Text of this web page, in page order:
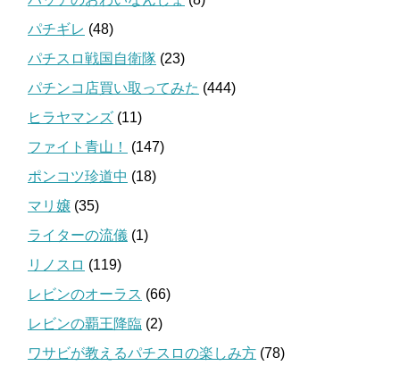
パチギレ (48)
パチスロ戦国自衛隊 (23)
パチンコ店買い取ってみた (444)
ヒラヤマンズ (11)
ファイト青山！
(147)
ポンコツ珍道中 (18)
マリ嬢 (35)
ライターの流儀 (1)
リノスロ (119)
レビンのオーラス (66)
レビンの覇王降臨 (2)
ワサビが教えるパチスロの楽しみ方 (78)